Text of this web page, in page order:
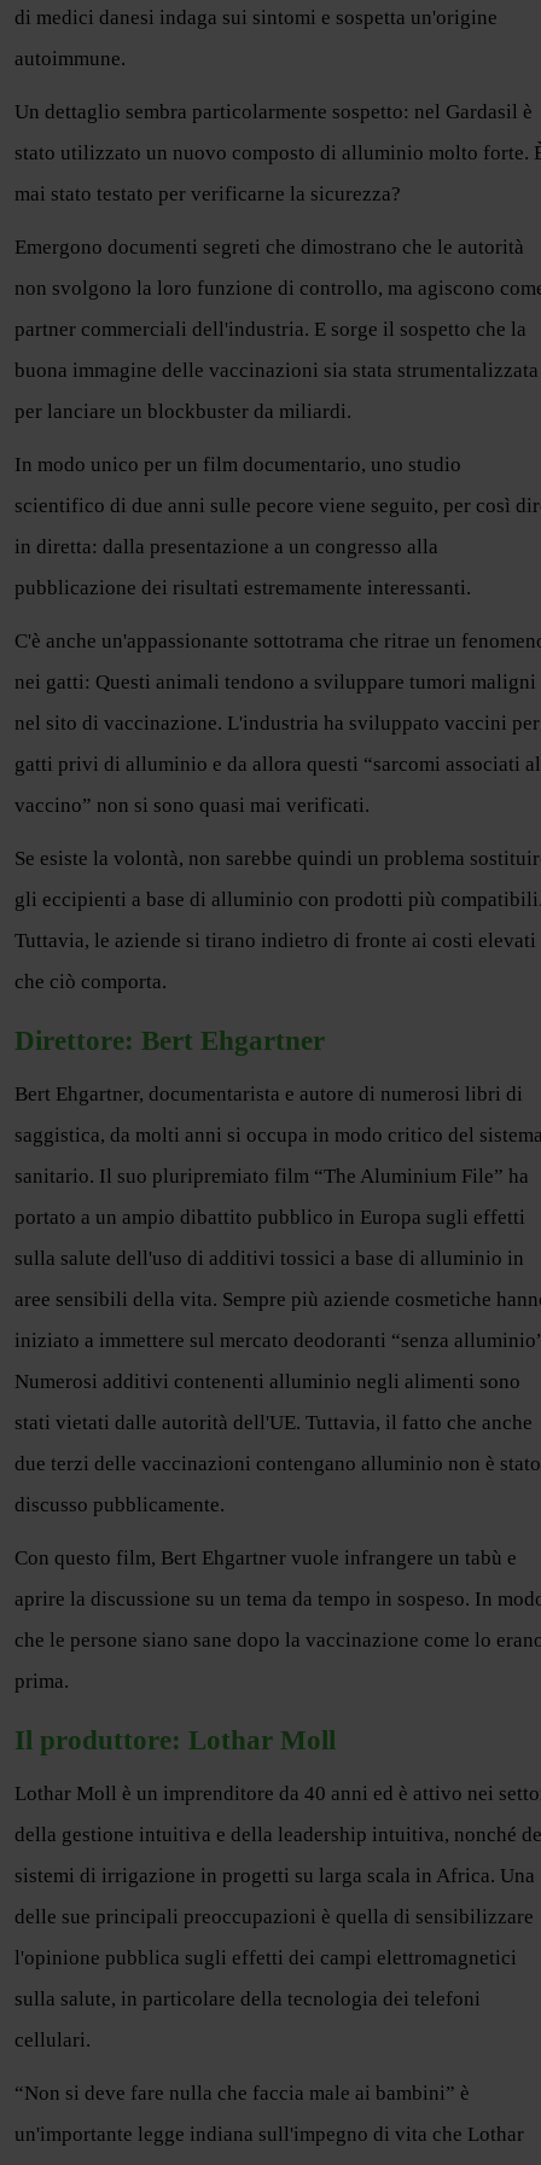
di medici danesi indaga sui sintomi e sospetta un'origine
autoimmune.
Un dettaglio sembra particolarmente sospetto: nel Gardasil è
stato utilizzato un nuovo composto di alluminio molto forte.
mai stato testato per verificarne la sicurezza?
Emergono documenti segreti che dimostrano che le autorità
non svolgono la loro funzione di controllo, ma agiscono
partner commerciali dell'industria. E sorge il sospetto che la
buona immagine delle vaccinazioni sia stata strumentalizzata
per lanciare un blockbuster da miliardi.
In modo unico per un film documentario, uno studio
scientifico di due anni sulle pecore viene seguito, per così
in diretta: dalla presentazione a un congresso alla
pubblicazione dei risultati estremamente interessanti.
C'è anche un'appassionante sottotrama che ritrae un
nei gatti: Questi animali tendono a sviluppare tumori maligni
nel sito di vaccinazione. L'industria ha sviluppato vaccini per
gatti privi di alluminio e da allora questi “sarcomi associati al
vaccino” non si sono quasi mai verificati.
Se esiste la volontà, non sarebbe quindi un problema
gli eccipienti a base di alluminio con prodotti più
Tuttavia, le aziende si tirano indietro di fronte ai costi elevati
che ciò comporta.
Direttore: Bert Ehgartner
Bert Ehgartner, documentarista e autore di numerosi libri di
saggistica, da molti anni si occupa in modo critico del
sanitario. Il suo pluripremiato film “The Aluminium File” ha
portato a un ampio dibattito pubblico in Europa sugli effetti
sulla salute dell'uso di additivi tossici a base di alluminio in
aree sensibili della vita. Sempre più aziende cosmetiche
iniziato a immettere sul mercato deodoranti “senza
Numerosi additivi contenenti alluminio negli alimenti sono
stati vietati dalle autorità dell'UE. Tuttavia, il fatto che anche
due terzi delle vaccinazioni contengano alluminio non è stato
discusso pubblicamente.
Con questo film, Bert Ehgartner vuole infrangere un tabù e
aprire la discussione su un tema da tempo in sospeso. In
che le persone siano sane dopo la vaccinazione come lo
prima.
Il produttore: Lothar Moll
Lothar Moll è un imprenditore da 40 anni ed è attivo nei
della gestione intuitiva e della leadership intuitiva, nonché
sistemi di irrigazione in progetti su larga scala in Africa. Una
delle sue principali preoccupazioni è quella di sensibilizzare
l'opinione pubblica sugli effetti dei campi elettromagnetici
sulla salute, in particolare della tecnologia dei telefoni
cellulari.
“Non si deve fare nulla che faccia male ai bambini” è
un'importante legge indiana sull'impegno di vita che Lothar